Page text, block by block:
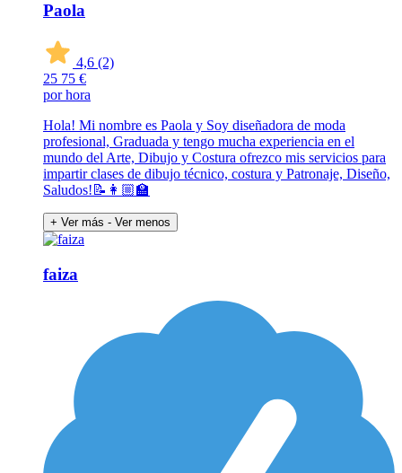
Paola
4,6 (2)
25 75 €
por hora
Hola! Mi nombre es Paola y Soy diseñadora de moda
profesional, Graduada y tengo mucha experiencia en el
mundo del Arte, Dibujo y Costura ofrezco mis servicios para
impartir clases de dibujo técnico, costura y Patronaje, Diseño,
Saludos!📝👩🏼‍🏫
+ Ver más - Ver menos
faiza